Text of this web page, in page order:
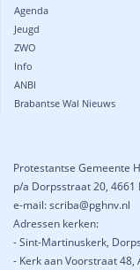
Agenda
Jeugd
ZWO
Info
ANBI
Brabantse Wal Nieuws
Protestantse Gemeente
p/a Dorpsstraat 20, 4661
e-mail: scriba@pghnv.nl
Adressen kerken:
- Sint-Martinuskerk,
- Kerk aan Voorstraat 48,